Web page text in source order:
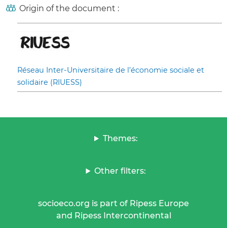
Origin of the document :
Réseau Inter-Universitaire de l’économie sociale et
solidaire (RIUESS)
Themes:
Other filters:
socioeco.org is part of Ripess Europe
and Ripess Intercontinental